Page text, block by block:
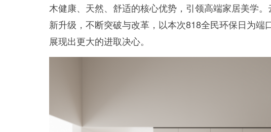
木健康、天然、舒适的核心优势，引领高端家居美学
新升级，不断突破与改革，以本次818全民环保日为
展现出更大的进取决心。